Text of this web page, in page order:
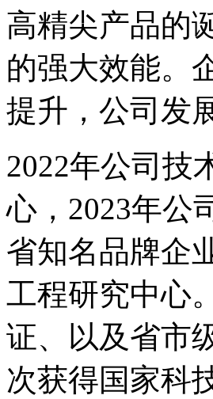
高精尖产品的
的强大效能。
提升，公司发
2022年公司技
心，2023年公
省知名品牌企
工程研究中心
证、以及省市
次获得国家科